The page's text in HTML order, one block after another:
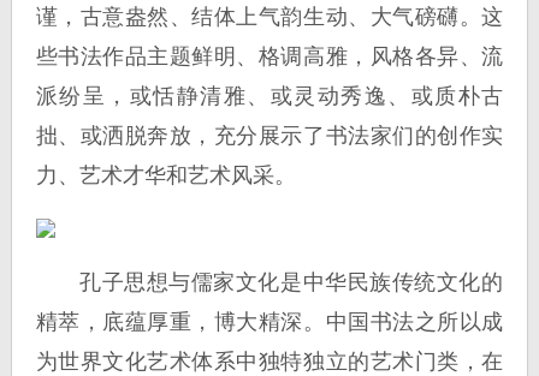
谨，古意盎然、结体上气韵生动、大气磅礴。这
些书法作品主题鲜明、格调高雅，风格各异、流
派纷呈，或恬静清雅、或灵动秀逸、或质朴古
拙、或洒脱奔放，充分展示了书法家们的创作实
力、艺术才华和艺术风采。
孔子思想与儒家文化是中华民族传统文化的
精萃，底蕴厚重，博大精深。中国书法之所以成
为世界文化艺术体系中独特独立的艺术门类，在